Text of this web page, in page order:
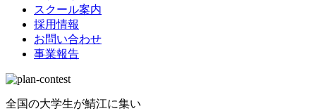
スクール案内
採用情報
お問い合わせ
事業報告
全国の大学生が鯖江に集い